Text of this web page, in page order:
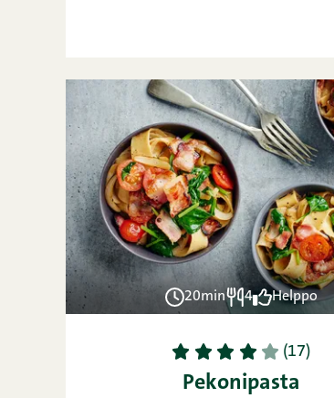
20min 4 Helppo
1 2 3 4 5 (17)
Pekonipasta